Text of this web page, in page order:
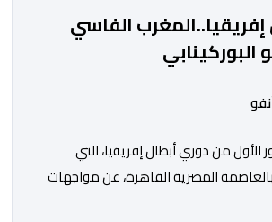
الفاسي
البوركينابي
من دوري أبطال إفريقيا، التي
المصرية القاهرة، عن مواجهات